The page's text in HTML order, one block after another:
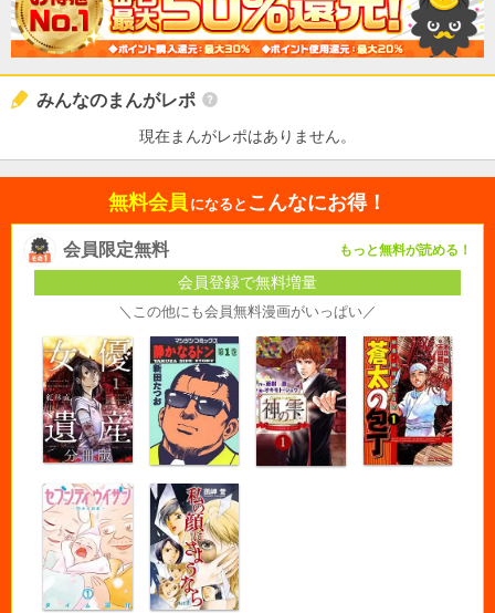
みんなのまんがレポ
現在まんがレポはありません。
無料会員 になると こんなにお得！
会員限定無料 もっと無料が読める！
会員登録で無料増量
＼この他にも会員無料漫画がいっぱい／